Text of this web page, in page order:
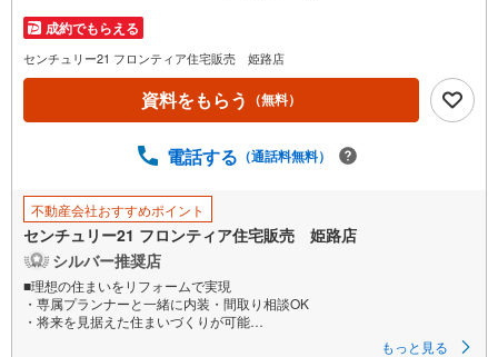
成約でもらえる
センチュリー21 フロンティア住宅販売 姫路店
資料をもらう （無料）
電話する （通話料無料）
不動産会社おすすめポイント
センチュリー21 フロンティア住宅販売 姫路店
シルバー推奨店
■理想の住まいをリフォームで実現
・専属プランナーと一緒に内装・間取り相談OK
・将来を見据えた住まいづくりが可能
もっと見る